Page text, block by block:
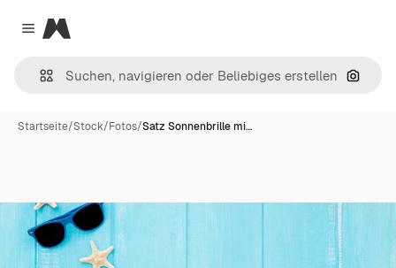
Close menu
Magnific
Nach
Startseite/Stock/Fotos/Satz Sonnenbrille mi…